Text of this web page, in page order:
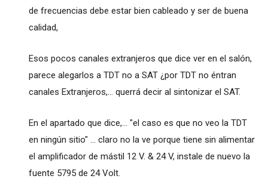
de frecuencias debe estar bien cableado y ser de buena
calidad,
Esos pocos canales extranjeros que dice ver en el salón,
parece alegarlos a TDT no a SAT ¿por TDT no éntran
canales Extranjeros,... querrá decir al sintonizar el SAT.
En el apartado que dice,... "el caso es que no veo la TDT
en ningún sitio" ... claro no la ve porque tiene sin alimentar
el amplificador de mástil 12 V. & 24 V, instale de nuevo la
fuente 5795 de 24 Volt.